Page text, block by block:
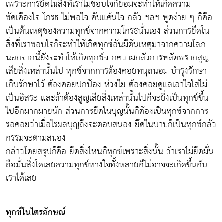
เพราะการยึดในสิ่งที่เราไม่ชอบใจก็ย่อมจะทำให้เกิดความ
ขัดเคืองใจ โกรธ ไม่พอใจ คับแค้นใจ กลัว ฯลฯ พูดง่าย ๆ ก็คือ
เป็นต้นเหตุของความทุกข์จากความโกรธนั่นเอง ส่วนการยึดใน
สิ่งที่เราชอบใจก็จะทำให้เกิดทุกข์อันมีต้นเหตุมาจากความโลภ
นอกจากนี้ยังจะทำให้เกิดทุกข์จากความกลัวการพลัดพรากสูญ
เสียสิ่งเหล่านั้นไป ทุกข์จากการต้องคอยทนุถนอม บำรุงรักษา
เก็บรักษาไว้ ต้องคอยปกป้อง ห่วงใย ต้องคอยดูแลเอาใจใส่ไม่
เป็นอิสระ และถ้าต้องสูญเสียสิ่งเหล่านั้นไปก็จะยิ่งเป็นทุกข์ขึ้น
ไปอีกมากมายนัก ส่วนการยึดในบุญนั้นก็ต้องเป็นทุกข์จากการ
รอคอยว่าเมื่อไรผลบุญถึงจะตอบสนอง ยึดในบาปก็เป็นทุกข์กลัว
กรรมจะตามสนอง
กล่าวโดยสรุปก็คือ ยึดสิ่งไหนก็ทุกข์เพราะสิ่งนั้น ถ้าเราไม่ยึดมั่น
ถือมั่นสิ่งใดเลยความทุกข์ทางใจทั้งหลายก็ไม่อาจจะเกิดขึ้นกับ
เราได้เลย
ทุกข์ในไตรลักษณ์